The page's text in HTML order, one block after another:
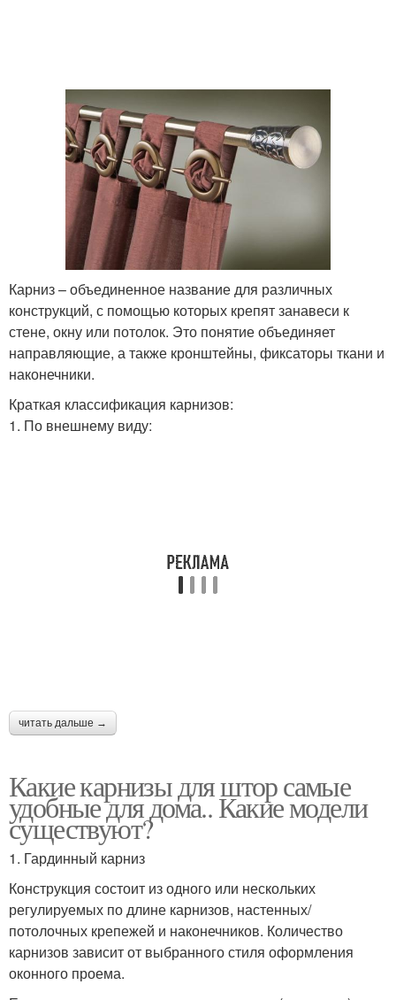
Карниз – объединенное название для различных
конструкций, с помощью которых крепят занавеси к
стене, окну или потолок. Это понятие объединяет
направляющие, а также кронштейны, фиксаторы ткани и
наконечники.
Краткая классификация карнизов:
1. По внешнему виду:
читать дальше →
Какие карнизы для штор самые
удобные для дома.. Какие модели
существуют?
1. Гардинный карниз
Конструкция состоит из одного или нескольких
регулируемых по длине карнизов, настенных/
потолочных крепежей и наконечников. Количество
карнизов зависит от выбранного стиля оформления
оконного проема.